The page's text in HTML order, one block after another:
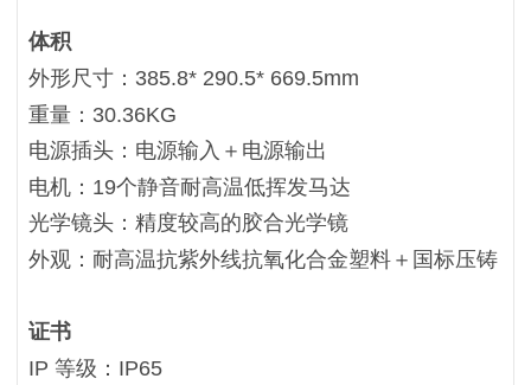
体积
外形尺寸：385.8* 290.5* 669.5mm
重量：30.36KG
电源插头：电源输入＋电源输出
电机：19个静音耐高温低挥发马达
光学镜头：精度较高的胶合光学镜
外观：耐高温抗紫外线抗氧化合金塑料＋国标压铸
证书
IP 等级：IP65